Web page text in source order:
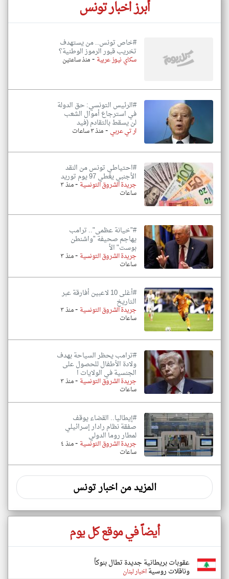
أبرز اخبار تونس
#خاص تونس.. من يستهدف
تخريب قبور الرموز الوطنية؟
سكاي نيوز عربية-منذ ساعتين
#الرئيس التونسي: حق الدولة
في استرجاع أموال الشعب
لن يسقط بالتقادم (فيد
ار تي عربي-منذ ٣ ساعات
#احتياطي تونس من النقد
الأجنبي يغطي 97 يوم توريد
جريدة الشروق التونسية- منذ ٣
ساعات
#"خيانة عظمى".. ترامب
يهاجم صحيفة "واشنطن
بوست" الأ
جريدة الشروق التونسية - منذ ٣
ساعات
#أغلى 10 لاعبين أفارقة عبر
التاريخ
جريدة الشروق التونسية - منذ ٣
ساعات
#ترامب يحظر السياحة بهدف
ولادة الأطفال للحصول على
الجنسية في الولايات ا
جريدة الشروق التونسية - منذ ٣
ساعات
#إيطاليا.. القضاء يوقف
صفقة نظام رادار إسرائيلي
لمطار روما الدولي
جريدة الشروق التونسية - منذ ٤
ساعات
المزيد من اخبار تونس
أيضاً في موقع كل يوم
عقوبات بريطانية جديدة تطال بنوكاً
وناقلات روسيةاخبار لبنان